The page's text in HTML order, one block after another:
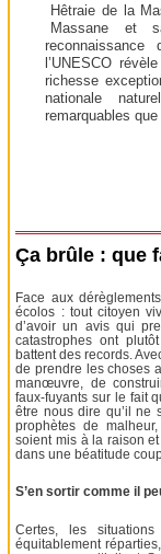
Hêtraie de la
Massane et
l’UNESCO
richesse
nationale
remarquables
Ça brûle : que
Face aux
écolos : tout citoyen
d’avoir un avis qui
catastrophes ont
battent des records.
de prendre les choses
manœuvre, de
faux-fuyants sur le fait
être nous dire qu’il ne
prophètes de
soient mis à la raison
dans une béatitude
S’en sortir comme il
Certes, les
équitablement